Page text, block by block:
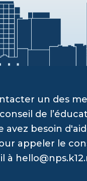
un des
de
besoin
appeler le
à